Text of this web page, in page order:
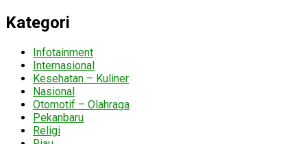
Kategori
Infotainment
Internasional
Kesehatan – Kuliner
Nasional
Otomotif – Olahraga
Pekanbaru
Religi